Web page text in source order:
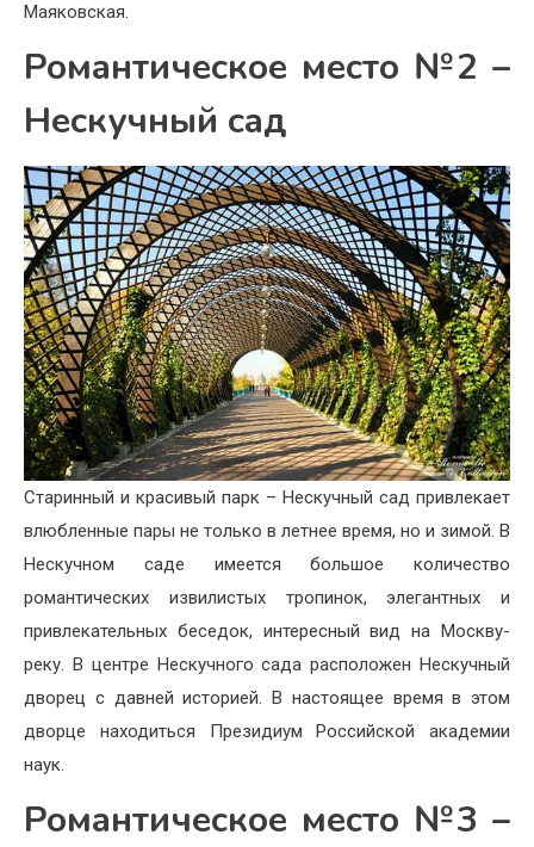
Маяковская.
Романтическое место №2 –
Нескучный сад
Старинный и красивый парк – Нескучный сад привлекает
влюбленные пары не только в летнее время, но и зимой. В
Нескучном саде имеется большое количество
романтических извилистых тропинок, элегантных и
привлекательных беседок, интересный вид на Москву-
реку. В центре Нескучного сада расположен Нескучный
дворец с давней историей. В настоящее время в этом
дворце находиться Президиум Российской академии
наук.
Романтическое место №3 –